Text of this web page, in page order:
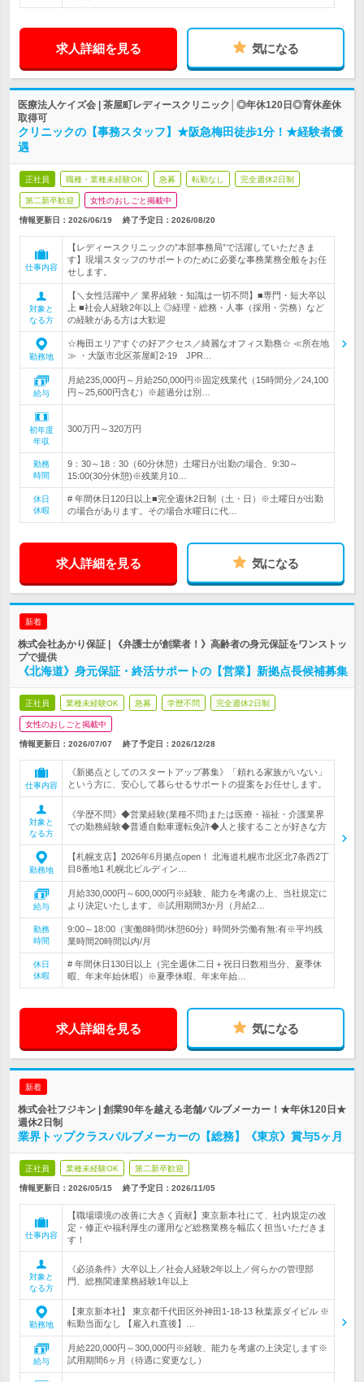
求人詳細を見る 気になる
医療法人ケイズ会 | 茶屋町レディースクリニック│◎年休120日◎育休産休
取得可
クリニックの【事務スタッフ】★阪急梅田徒歩1分！★経験者優
遇
正社員 職種・業種未経験OK 急募 転勤なし 完全週休2日制
第二新卒歓迎 女性のおしごと掲載中
情報更新日：2026/06/19 終了予定日： 2026/08/20
仕事内容
【レディースクリニックの”本部事務局”で活躍していただきま
す】現場スタッフのサポートのために必要な事務業務全般をお任
せします。
対象と
なる方
【＼女性活躍中／ 業界経験・知識は一切不問】■専門・短大卒以
上 ■社会人経験2年以上 ◎経理・総務・人事（採用・労務）など
の経験がある方は大歓迎
勤務地
☆梅田エリアすぐの好アクセス／綺麗なオフィス勤務☆ ≪所在地
≫ ・大阪市北区茶屋町2-19 JPR…
給与
月給235,000円～月給250,000円※固定残業代（15時間分／24,100
円～25,600円含む）※超過分は別…
初年度
年収
300万円～320万円
勤務
時間
9：30～18：30（60分休憩）土曜日が出勤の場合、9:30～
15:00(30分休憩)※残業月10…
休日
休暇
# 年間休日120日以上■完全週休2日制（土・日）※土曜日が出勤
の場合があります。その場合水曜日に代…
求人詳細を見る 気になる
新着
株式会社あかり保証 | 《弁護士が創業者！》高齢者の身元保証をワンストッ
プで提供
《北海道》身元保証・終活サポートの【営業】新拠点長候補募集
正社員 業種未経験OK 急募 学歴不問 完全週休2日制
女性のおしごと掲載中
情報更新日：2026/07/07 終了予定日： 2026/12/28
仕事内容
《新拠点としてのスタートアップ募集》「頼れる家族がいない」
という方に、安心して暮らせるサポートの提案をお任せします。
対象と
なる方
《学歴不問》◆営業経験(業種不問)または医療・福祉・介護業界
での勤務経験◆普通自動車運転免許◆人と接することが好きな方
勤務地
【札幌支店】2026年6月拠点open！ 北海道札幌市北区北7条西2丁
目8番地1 札幌北ビルディン…
給与
月給330,000円～600,000円※経験、能力を考慮の上、当社規定に
より決定いたします。※試用期間3か月（月給2…
勤務
時間
9:00～18:00（実働8時間/休憩60分）時間外労働有無:有※平均残
業時間20時間以内/月
休日
休暇
# 年間休日130日以上（完全週休二日＋祝日日数相当分、夏季休
暇、年末年始休暇）※夏季休暇、年末年始…
求人詳細を見る 気になる
新着
株式会社フジキン | 創業90年を越える老舗バルブメーカー！★年休120日★
週休2日制
業界トップクラスバルブメーカーの【総務】《東京》賞与5ヶ月
正社員 業種未経験OK 第二新卒歓迎
情報更新日：2026/05/15 終了予定日： 2026/11/05
仕事内容
【職場環境の改善に大きく貢献】東京新本社にて、社内規定の改
定・修正や福利厚生の運用など総務業務を幅広く担当いただきま
す！
対象と
なる方
《必須条件》大卒以上／社会人経験2年以上／何らかの管理部
門、総務関連業務経験1年以上
勤務地
【東京新本社】 東京都千代田区外神田1-18-13 秋葉原ダイビル ※
転勤当面なし 【雇入れ直後】…
給与
月給220,000円～300,000円※経験、能力を考慮の上決定します※
試用期間6ヶ月（待遇に変更なし）